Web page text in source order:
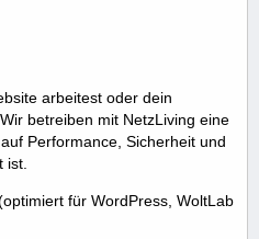
arbeitest oder dein
betreiben mit NetzLiving eine
Performance, Sicherheit und
ist.
für WordPress, WoltLab